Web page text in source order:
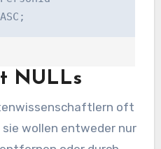
NULLs
oft
wollen entweder nur